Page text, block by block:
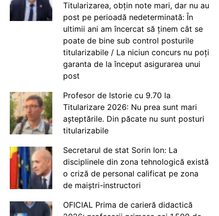
Titularizarea, obțin note mari, dar nu au
post pe perioadă nedeterminată: În
ultimii ani am încercat să ținem cât se
poate de bine sub control posturile
titularizabile / La niciun concurs nu poți
garanta de la început asigurarea unui
post
Profesor de Istorie cu 9.70 la
Titularizare 2026: Nu prea sunt mari
așteptările. Din păcate nu sunt posturi
titularizabile
Secretarul de stat Sorin Ion: La
disciplinele din zona tehnologică există
o criză de personal calificat pe zona
de maiștri-instructori
OFICIAL Prima de carieră didactică